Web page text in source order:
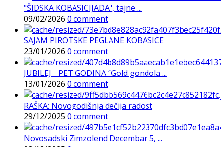
"ŠIDSKA KOBASICIJADA", tajne ...
09/02/2026 0 comment
SAJAM PIROTSKE PEGLANE KOBASICE
23/01/2026 0 comment
JUBILEJ - PET GODINA “Gold gondola ...
13/01/2026 0 comment
RAŠKA: Novogodišnja dečija radost
29/12/2025 0 comment
Novosadski Zimzolend Decembar 5, ...